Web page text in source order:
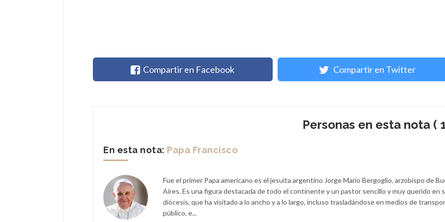
Compartir en Facebook Compartir en Twitter
Personas en esta nota (
En esta nota: Papa Francisco
Fue el primer Papa americano es el jesuita argentino Jorge Mario Bergoglio, arzobispo de
Aires. Es una figura destacada de todo el continente y un pastor sencillo y muy querido en
diócesis, que ha visitado a lo ancho y a lo largo, incluso trasladándose en medios de
público, e...